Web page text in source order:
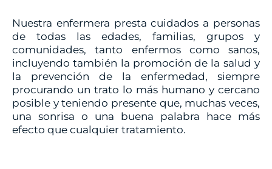
Nuestra enfermera presta cuidados a personas
de todas las edades, familias, grupos y
comunidades, tanto enfermos como sanos,
incluyendo también la promoción de la salud y
la prevención de la enfermedad, siempre
procurando un trato lo más humano y cercano
posible y teniendo presente que, muchas veces,
una sonrisa o una buena palabra hace más
efecto que cualquier tratamiento.